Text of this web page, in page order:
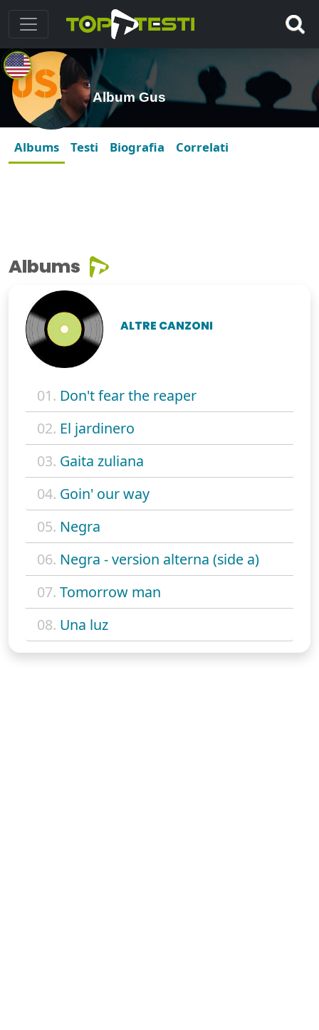
Album Gus
Albums Testi Biografia Correlati
Albums
ALTRE CANZONI
01. Don't fear the reaper
02. El jardinero
03. Gaita zuliana
04. Goin' our way
05. Negra
06. Negra - version alterna (side a)
07. Tomorrow man
08. Una luz